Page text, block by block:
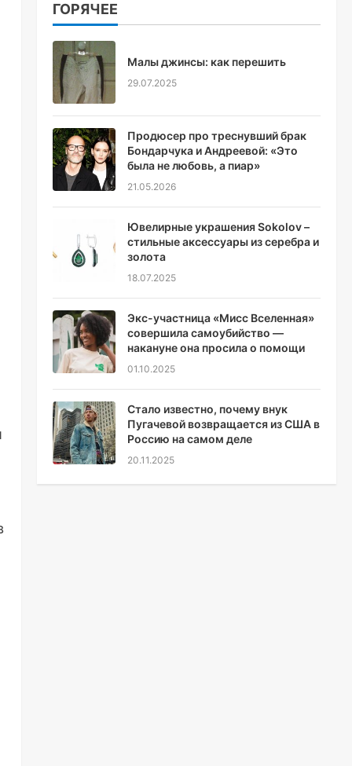
ГОРЯЧЕЕ
Малы джинсы: как перешить
29.07.2025
Продюсер про треснувший брак
Бондарчука и Андреевой: «Это
была не любовь, а пиар»
21.05.2026
Ювелирные украшения Sokolov –
стильные аксессуары из серебра и
золота
18.07.2025
Экс-участница «Мисс Вселенная»
совершила самоубийство —
накануне она просила о помощи
01.10.2025
Стало известно, почему внук
Пугачевой возвращается из США в
Россию на самом деле
20.11.2025